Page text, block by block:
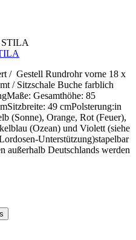
/ Gestell Rundrohr vorne 18 x
/ Sitzschale Buche farblich
Gesamthöhe: 85
49 cmPolsterung:in
(Sonne), Orange, Rot (Feuer),
(Ozean) und Violett (siehe
Unterstützung)stapelbar
außerhalb Deutschlands werden